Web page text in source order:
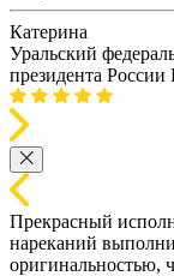
Катерина
Уральский
президента
Прекрасный
нареканий
оригинальностью,